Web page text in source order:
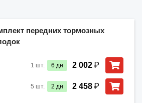
передних тормозных
1 шт. 6 дн 2 002₽
5 шт. 2 дн 2 458₽